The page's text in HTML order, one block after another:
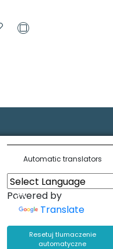
Automatic translators
Powered by
Translate
Resetuj tlumaczenie
automatyczne